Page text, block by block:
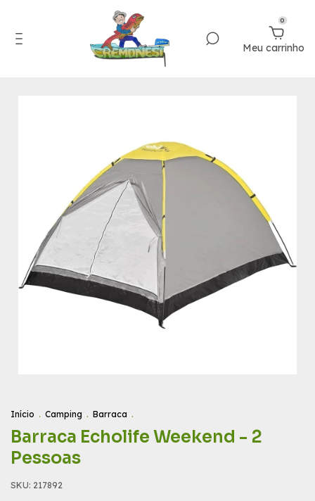
0
Meu carrinho
Início . Camping . Barraca .
Barraca Echolife Weekend - 2
Pessoas
SKU: 217892